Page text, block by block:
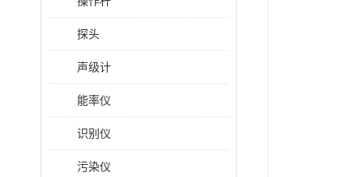
探头
声级计
能率仪
识别仪
污染仪